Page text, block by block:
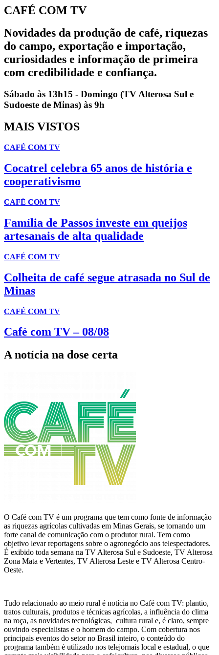
CAFÉ COM TV
Novidades da produção de café, riquezas
do campo, exportação e importação,
curiosidades e informação de primeira
com credibilidade e confiança.
Sábado às 13h15 - Domingo (TV Alterosa Sul e
Sudoeste de Minas) às 9h
MAIS VISTOS
CAFÉ COM TV
Cocatrel celebra 65 anos de história e
cooperativismo
CAFÉ COM TV
Família de Passos investe em queijos
artesanais de alta qualidade
CAFÉ COM TV
Colheita de café segue atrasada no Sul de
Minas
CAFÉ COM TV
Café com TV – 08/08
A notícia na dose certa
O Café com TV é um programa que tem como fonte de informação
as riquezas agrícolas cultivadas em Minas Gerais, se tornando um
forte canal de comunicação com o produtor rural. Tem como
objetivo levar reportagens sobre o agronegócio aos telespectadores.
É exibido toda semana na TV Alterosa Sul e Sudoeste, TV Alterosa
Zona Mata e Vertentes, TV Alterosa Leste e TV Alterosa Centro-
Oeste.
Tudo relacionado ao meio rural é notícia no Café com TV: plantio,
tratos culturais, produtos e técnicas agrícolas, a influência do clima
na roça, as novidades tecnológicas, cultura rural e, é claro, sempre
ouvindo especialistas e o homem do campo. Com cobertura nos
principais eventos do setor no Brasil inteiro, o conteúdo do
programa também é utilizado nos telejornais local e estadual, o que